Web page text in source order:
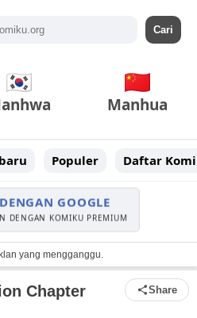
Manhua
Populer Daftar
GOOGLE
DENGAN KOMIKU PREMIUM
yang mengganggu.
Chapter
Share